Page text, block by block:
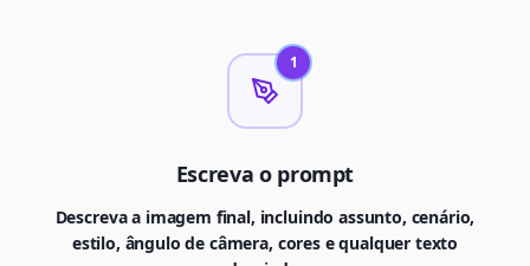
1
Escreva o prompt
Descreva a imagem final, incluindo assunto, cenário,
estilo, ângulo de câmera, cores e qualquer texto